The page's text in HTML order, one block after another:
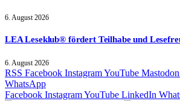
6. August 2026
LEA Leseklub® fördert Teilhabe und
6. August 2026
RSS Facebook InstagramYouTube Mastodon
WhatsApp
Facebook InstagramYouTube LinkedIn